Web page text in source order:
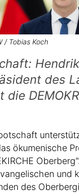
/ Tobias Koch
des
ökumenische
und
des